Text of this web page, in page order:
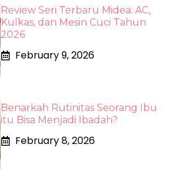
Review Seri Terbaru Midea: AC,
Kulkas, dan Mesin Cuci Tahun
2026
February 9, 2026
Benarkah Rutinitas Seorang Ibu
itu Bisa Menjadi Ibadah?
February 8, 2026